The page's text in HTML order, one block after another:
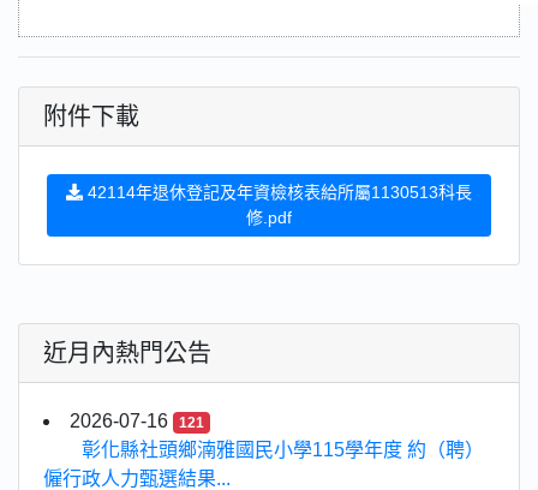
附件下載
42114年退休登記及年資檢核表給所屬1130513科長
修.pdf
近月內熱門公告
2026-07-16 121
彰化縣社頭鄉湳雅國民小學115學年度 約（聘）
僱行政人力甄選結果...